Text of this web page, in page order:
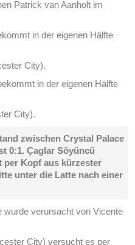
Patrick van Aanholt im
in der eigenen Hälfte
City).
in der eigenen Hälfte
City).
zwischen Crystal Palace
0:1. Çaglar Söyüncü
per Kopf aus kürzester
unter die Latte nach einer
verursacht von Vicente
City) versucht es per